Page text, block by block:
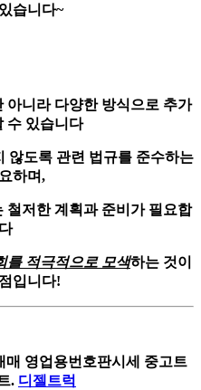
습니다~
아니라 다양한 방식으로 추가
수 있습니다
않도록 관련 법규를 준수하는
하며,
철저한 계획과 준비가 필요합
를 적극적으로 모색하는 것이
입니다!
매 영업용번호판시세 중고트
. 디젤트럭